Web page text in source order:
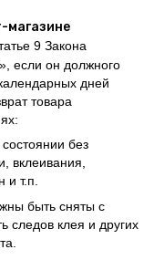
магазине
9 Закона
если он должного
дней
товара
без
вклеивания,
и т.п.
быть сняты с
следов клея и других